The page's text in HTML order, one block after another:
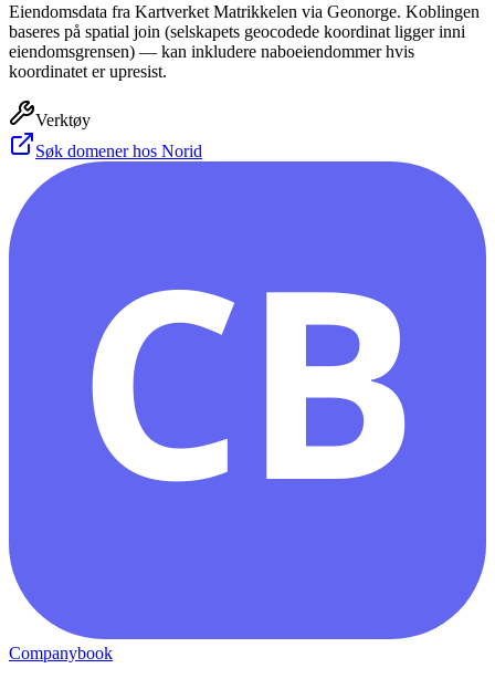
Eiendomsdata fra Kartverket Matrikkelen via Geonorge. Koblingen
baseres på spatial join (selskapets geocodede koordinat ligger inni
eiendomsgrensen) — kan inkludere naboeiendommer hvis
koordinatet er upresist.
Verktøy
Søk domener hos Norid
CB
Companybook